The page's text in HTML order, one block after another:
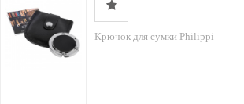
Крючок для сумки Philippi